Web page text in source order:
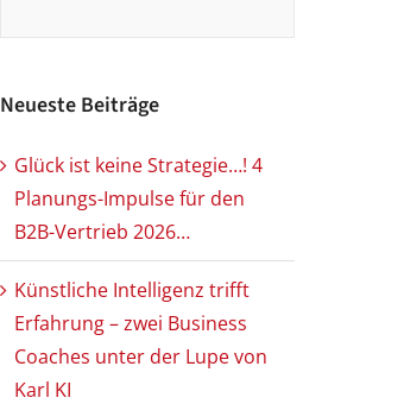
Neueste Beiträge
Glück ist keine Strategie…! 4
Planungs-Impulse für den
B2B-Vertrieb 2026…
Künstliche Intelligenz trifft
Erfahrung – zwei Business
Coaches unter der Lupe von
Karl KI